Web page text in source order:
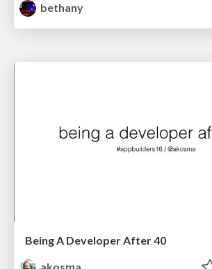
bethany
Being A Developer After 40